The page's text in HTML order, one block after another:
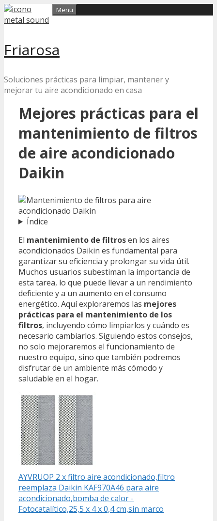
Skip
to
Friarosa
Soluciones prácticas para limpiar, mantener y
mejorar tu aire acondicionado en casa
Menu
Mejores prácticas para el
mantenimiento de filtros
de aire acondicionado
Daikin
Índice
El mantenimiento de filtrosen los aires
acondicionados Daikin es fundamental para
garantizar su eficiencia y prolongar su vida útil.
Muchos usuarios subestiman la importancia de
esta tarea, lo que puede llevar a un rendimiento
deficiente y a un aumento en el consumo
energético. Aquí exploraremos las mejores
prácticas para el mantenimiento de los
filtros, incluyendo cómo limpiarlos y cuándo es
necesario cambiarlos. Siguiendo estos consejos,
no solo mejoraremos el funcionamiento de
nuestro equipo, sino que también podremos
disfrutar de un ambiente más cómodo y
saludable en el hogar.
AYVRUOP 2 x filtro aire acondicionado,filtro
reemplaza Daikin KAF970A46 para aire
acondicionado,bomba de calor -
Fotocatalítico,25,5 x 4 x 0,4 cm,sin marco